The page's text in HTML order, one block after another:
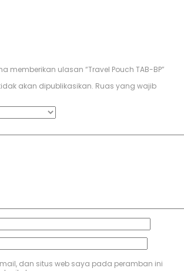
memberikan ulasan “Travel Pouch TAB-BP”
akan dipublikasikan. Ruas yang wajib
dan situs web saya pada peramban ini